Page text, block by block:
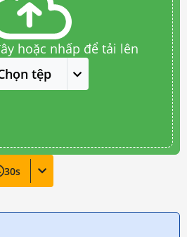
hoặc nhấp để tải lên
tệp
30s